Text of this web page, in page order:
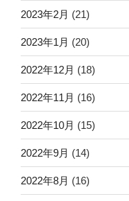
2023年2月 (21)
2023年1月 (20)
2022年12月 (18)
2022年11月 (16)
2022年10月 (15)
2022年9月 (14)
2022年8月 (16)